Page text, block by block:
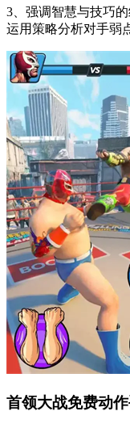
3、强调智慧与技巧
运用策略分析对手弱
首领大战免费动作